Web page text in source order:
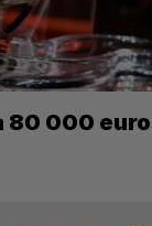
000